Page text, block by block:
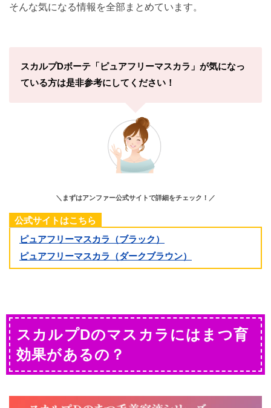
そんな気になる情報を全部まとめています。
スカルプDボーテ「ピュアフリーマスカラ」が気になっ
ている方は是非参考にしてください！
＼まずはアンファー公式サイトで詳細をチェック！／
公式サイトはこちら
ピュアフリーマスカラ（ブラック）
ピュアフリーマスカラ（ダークブラウン）
スカルプDのマスカラにはまつ育
効果があるの？